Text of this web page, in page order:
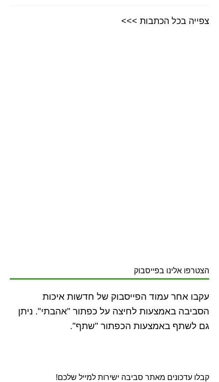
צפייה בכל הכתבות >>>
הצטרפו אלינו בפייסבוק
עקבו אחר עמוד הפייסבוק של חדשות איכות
הסביבה באמצעות לחיצה על כפתור "אהבתי". ניתן
גם לשתף באמצעות הכפתור "שתף".
קבלו עדכונים מאתר סביבה ישירות למייל שלכם!